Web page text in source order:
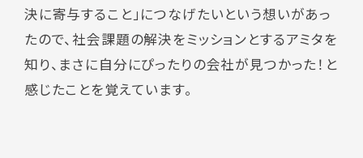
決に寄与すること」につなげたいという想いがあっ
たので、社会課題の解決をミッションとするアミタを
知り、まさに自分にぴったりの会社が見つかった！と
感じたことを覚えています。